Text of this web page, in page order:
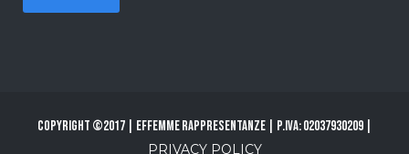
Copyright ©2017 | Effemme Rappresentanze | P.Iva: 02037930209 |
PRIVACY POLICY